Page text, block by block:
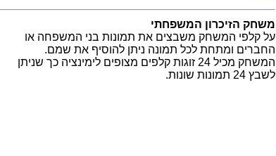
משחק הזיכרון המשפחתי
על קלפי המשחק משבצים את תמונות בני המשפחה או
החברים ומתחת לכל תמונה ניתן להוסיף את שמם.
המשחק מכיל 24 זוגות קלפים מצופים לימינציה כך שניתן
לשבץ 24 תמונות שונות.